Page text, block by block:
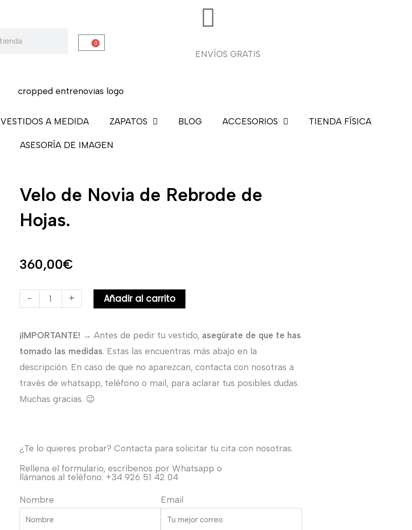
0
Carrito
ENVÍOS GRATIS
VESTIDOS A MEDIDA ZAPATOS BLOG ACCESORIOS TIENDA FÍSICA
ASESORÍA DE IMAGEN
Velo de Novia de Rebrode de
Hojas.
360,00€
-
Velo
+ Añadir al carrito
¡IMPORTANTE! → Antes de pedir tu vestido, asegúrate de que te has
tomado las medidas. Estas las encuentras más abajo en la
descripción. En caso de que no aparezcan, contacta con nosotras a
través de whatsapp, teléfono o mail, para aclarar tus posibles dudas.
Muchas gracias. 😉
¿Te lo quieres probar? Contacta para solicitar tu cita con nosotras.
Rellena el formulario, escríbenos por Whatsapp o
llámanos al teléfono: +34 926 51 42 04
Nombre Email